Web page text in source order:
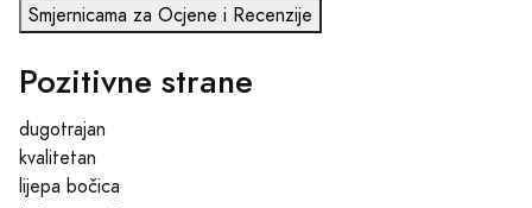
Smjernicama za Ocjene i Recenzije
Pozitivne strane
dugotrajan
kvalitetan
lijepa bočica